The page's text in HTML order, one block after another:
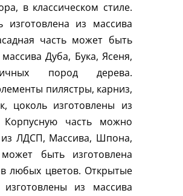
в классическом стиле.
изготовлена из массива
часть может быть
Дуба, Бука, Ясеня,
пород дерева.
пилястры, карниз,
цоколь изготовлены из
Корпусную часть можно
из ЛДСП, Массива, Шпона,
быть изготовлена
любых цветов. Открытые
изготовлены из массива